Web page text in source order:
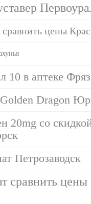
цены
10 в аптеке
Dragon
20mg со
Петрозаводск
сравнить